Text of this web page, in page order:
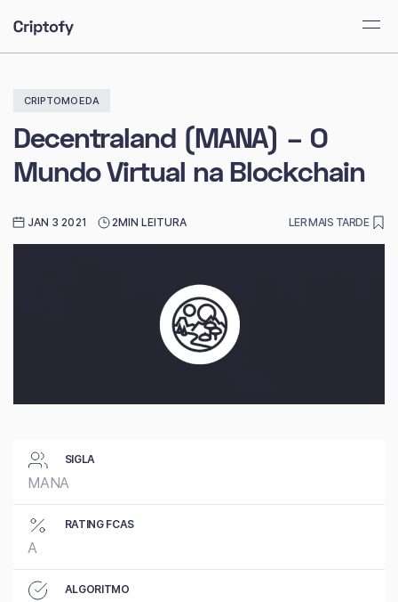
CRIPTOMOEDA
Decentraland (MANA) – O
Mundo Virtual na Blockchain
JAN 3 2021 2MIN LEITURA LER MAIS TARDE
SIGLA
MANA
RATING FCAS
A
ALGORITMO